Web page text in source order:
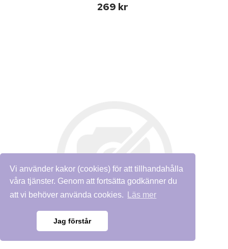
Vi använder kakor (cookies) för att tillhandahålla
våra tjänster. Genom att fortsätta godkänner du
att vi behöver använda cookies.
Läs mer
Jag förstår
269 kr